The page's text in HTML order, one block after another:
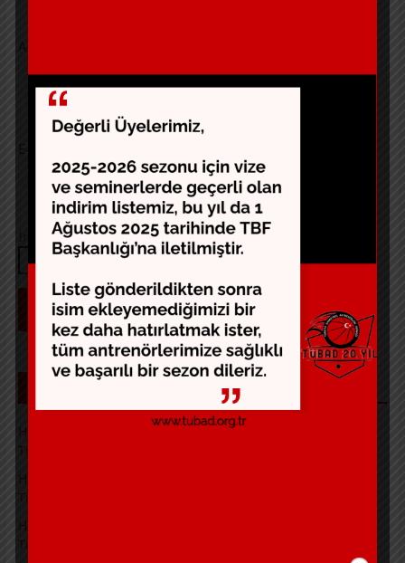
İnternet sitesi
SON YAZILAR
Hurşit Baytok ve Jülide Sonat Projeleri Kapsamında
Turnuvalarımız Başarıyla Tamamlandı.
Hurşit Baytok ve Jülide Sonat Projeleri Kapsamında
Turnuvalarımızın İkinci Günü Tamamlandı
Hurşit Baytok ve Jülide Sonat Projeleri Kapsamında
Turnuvalarımız Başladı.